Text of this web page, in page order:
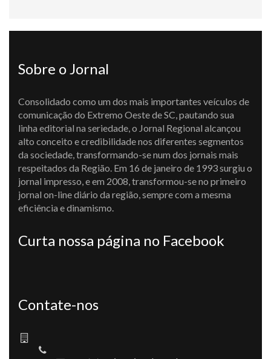
Sobre o Jornal
Consolidado como um dos mais importantes veículos de
comunicação do Extremo Oeste de SC, pautando sua
linha editorial na seriedade, o Jornal Regional alcançou
alto conceito e credibilidade nos diferentes segmentos
da sociedade, transformando-se num dos jornais mais
respeitados da Região. Em 16 de janeiro de 1993 surgiu o
jornal impresso, e em 2008, transformou-se no primeiro
jornal on-line diário da região, sempre com a mesma
eficiência e dinamismo.
Curta nossa página no Facebook
Contate-nos